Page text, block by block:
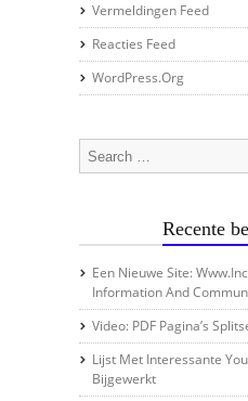
Vermeldingen Feed
Reacties Feed
WordPress.org
Recente
Een Nieuwe Site:
Information And
Video: PDF Pagina’s
Lijst Met Interessante
Bijgewerkt